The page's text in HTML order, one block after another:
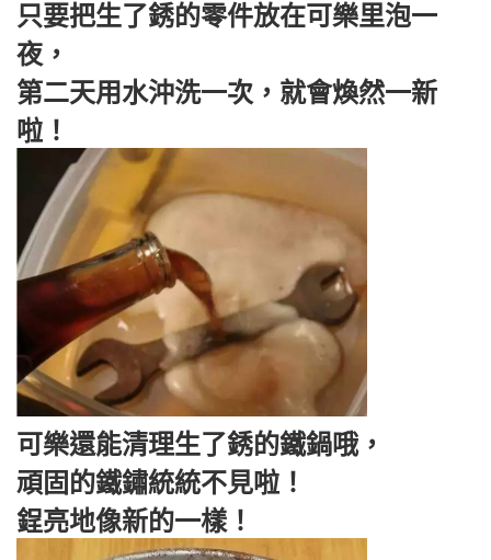
只要把生了銹的零件放在可樂里泡一
夜，
第二天用水沖洗一次，就會煥然一新
啦！
可樂還能清理生了銹的鐵鍋哦，
頑固的鐵鏽統統不見啦！
鋥亮地像新的一樣！